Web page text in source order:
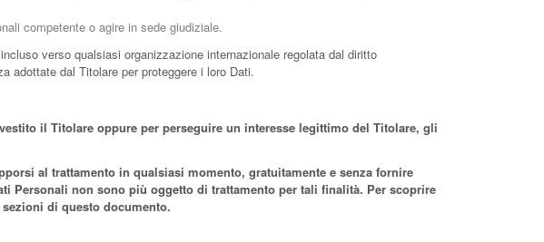
competente o agire in sede giudiziale.
verso qualsiasi organizzazione internazionale regolata dal diritto
adottate dal Titolare per proteggere i loro Dati.
il Titolare oppure per perseguire un interesse legittimo del Titolare, gli
al trattamento in qualsiasi momento, gratuitamente e senza fornire
Personali non sono più oggetto di trattamento per tali finalità. Per scoprire
di questo documento.